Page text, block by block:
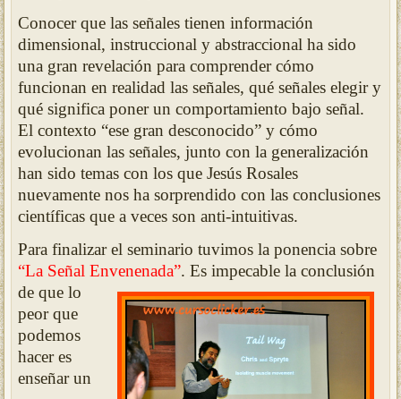
Conocer que las señales tienen información
dimensional, instruccional y abstraccional ha sido
una gran revelación para comprender cómo
funcionan en realidad las señales, qué señales elegir y
qué significa poner un comportamiento bajo señal.
El contexto “ese gran desconocido” y cómo
evolucionan las señales, junto con la generalización
han sido temas con los que Jesús Rosales
nuevamente nos ha sorprendido con las conclusiones
científicas que a veces son anti-intuitivas.
Para finalizar el seminario tuvimos la ponencia sobre
“La Señal Envenenada”. Es impecable la conclusión
de que lo
peor que
podemos
hacer es
enseñar un